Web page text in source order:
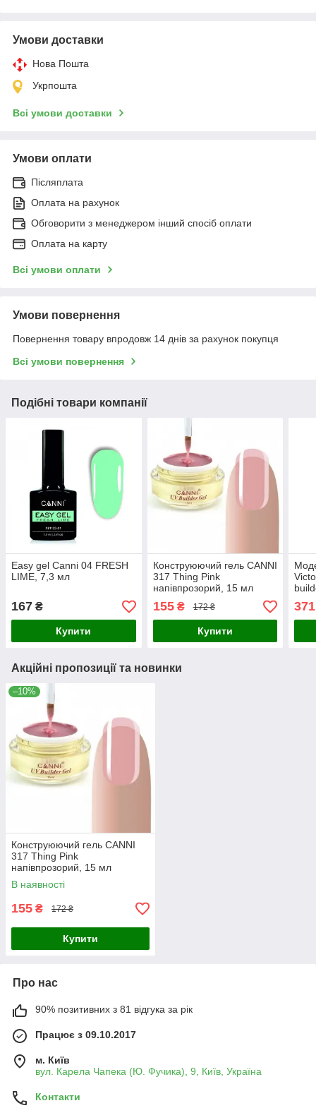
Умови доставки
Нова Пошта
Укрпошта
Всі умови доставки
Умови оплати
Післяплата
Оплата на рахунок
Обговорити з менеджером інший спосіб оплати
Оплата на карту
Всі умови оплати
Умови повернення
Повернення товару впродовж 14 днів за рахунок покупця
Всі умови повернення
Подібні товари компанії
Easy gel Canni 04 FRESH
LIME, 7,3 мл
167 ₴
Купити
Конструюючий гель CANNI
317 Thing Pink
напівпрозорий, 15 мл
155₴ 172 ₴
Купити
371
Акційні пропозиції та новинки
–10%
Конструюючий гель CANNI
317 Thing Pink
напівпрозорий, 15 мл
В наявності
155 ₴ 172 ₴
Купити
Про нас
90% позитивних з 81 відгука за рік
Працює з 09.10.2017
м. Київ
вул. Карела Чапека (Ю. Фучика), 9, Київ, Україна
Контакти